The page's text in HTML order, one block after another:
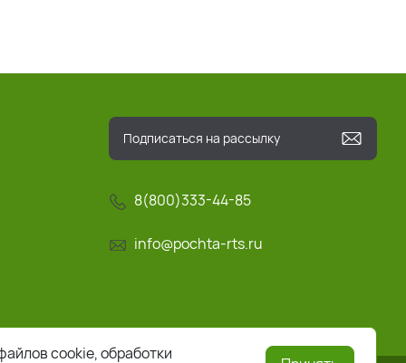
8(800)333-44-85
info@pochta-rts.ru
cookie, обработки